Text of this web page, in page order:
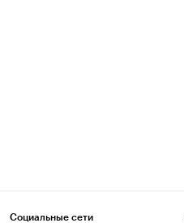
Социальные сети